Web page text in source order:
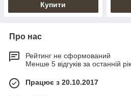
Купити
Про нас
Рейтинг не сформований
Менше 5 відгуків за останній рік
Працює з 20.10.2017